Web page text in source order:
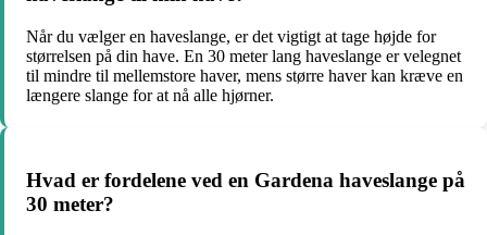
Når du vælger en haveslange, er det vigtigt at tage højde for
størrelsen på din have. En 30 meter lang haveslange er velegnet
til mindre til mellemstore haver, mens større haver kan kræve en
længere slange for at nå alle hjørner.
Hvad er fordelene ved en Gardena haveslange på
30 meter?